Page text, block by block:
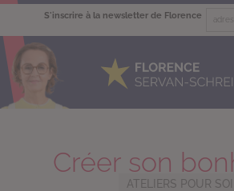
S'inscrire à la newsletter de Florence
Créer son
ATELIERS POUR SOI